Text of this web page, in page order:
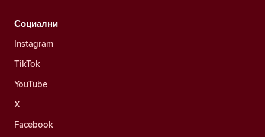
Социални
Instagram
TikTok
YouTube
X
Facebook